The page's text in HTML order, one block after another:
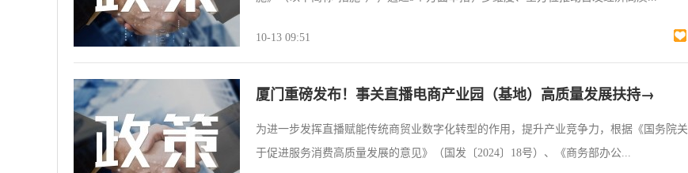
10-13 09:51
厦门重磅发布！事关直播电商产业园（基地）高质量发展扶持→
为进一步发挥直播赋能传统商贸业数字化转型的作用，提升产业竞争力，根据《国务院关
于促进服务消费高质量发展的意见》（国发〔2024〕18号）、《商务部办公...